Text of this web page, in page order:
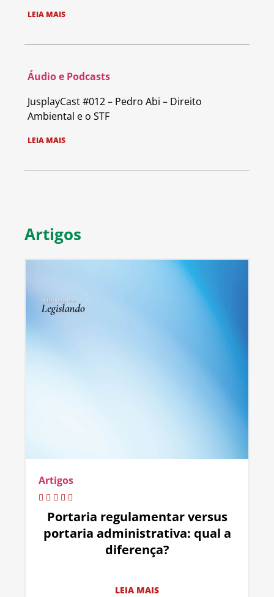
LEIA MAIS
Áudio e Podcasts
JusplayCast #012 – Pedro Abi – Direito
Ambiental e o STF
LEIA MAIS
Artigos
Artigos
Portaria regulamentar versus
portaria administrativa: qual a
diferença?
LEIA MAIS